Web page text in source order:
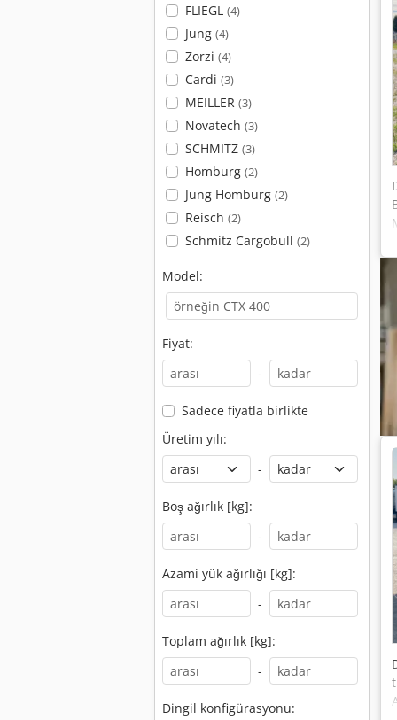
FLIEGL (4)
Jung (4)
Zorzi (4)
Cardi (3)
MEILLER (3)
Novatech (3)
SCHMITZ (3)
Homburg (2)
Jung Homburg (2)
Reisch (2)
Schmitz Cargobull (2)
Model:
Fiyat:
-
Sadece fiyatla birlikte
Üretim yılı:
-
Boş ağırlık [kg]:
-
Azami yük ağırlığı [kg]:
-
Toplam ağırlık [kg]:
-
Dingil konfigürasyonu: